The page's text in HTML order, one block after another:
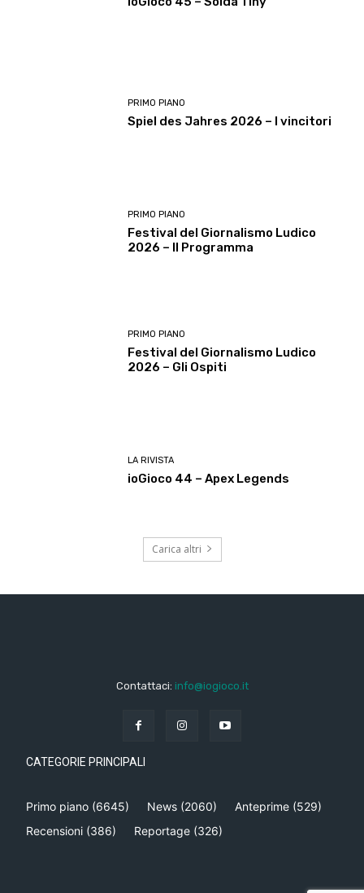
PRIMO PIANO
Spiel des Jahres 2026 – I vincitori
PRIMO PIANO
Festival del Giornalismo Ludico
2026 – Il Programma
PRIMO PIANO
Festival del Giornalismo Ludico
2026 – Gli Ospiti
LA RIVISTA
ioGioco 44 – Apex Legends
Carica altri
Contattaci: info@iogioco.it
CATEGORIE PRINCIPALI
Primo piano (6645) News (2060) Anteprime (529)
Recensioni (386) Reportage (326)